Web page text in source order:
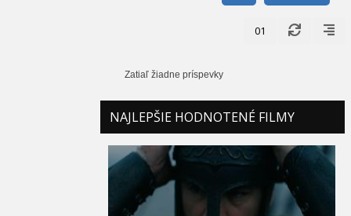
01
Zatiaľ žiadne príspevky
NAJLEPŠIE HODNOTENÉ FILMY